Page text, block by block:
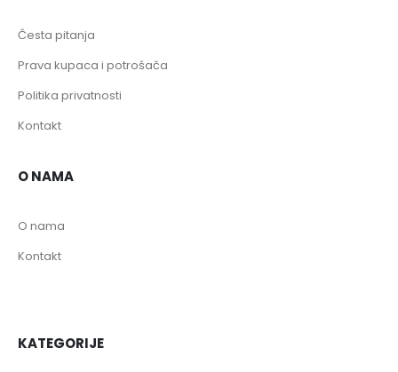
Česta pitanja
Prava kupaca i potrošača
Politika privatnosti
Kontakt
O NAMA
O nama
Kontakt
KATEGORIJE